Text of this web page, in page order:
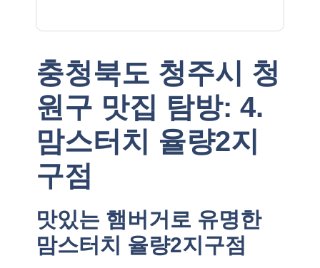
충청북도 청주시 청
원구 맛집 탐방: 4.
맘스터치 율량2지
구점
맛있는 햄버거로 유명한
맘스터치 율량2지구점